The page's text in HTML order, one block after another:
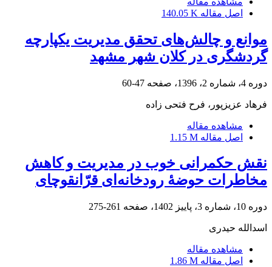
اصل مقاله 140.05 K
موانع و چالش‌های تحقق مدیریت یکپارچه
گردشگری در کلان شهر مشهد
دوره 4، شماره 2، 1396، صفحه 47-60
فرهاد عزیزپور، فرح فتحی زاده
مشاهده مقاله
اصل مقاله 1.15 M
نقش حکمرانی خوب در مدیریت و کاهش
مخاطرات حوضۀ رودخانه‌ای قرّانقوچای
دوره 10، شماره 3، پاییز 1402، صفحه 261-275
اسدالله حیدری
مشاهده مقاله
اصل مقاله 1.86 M